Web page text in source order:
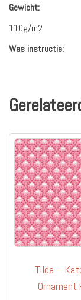
Gewicht:
110g/m2
Was instructie:
Tilda –
Ornament